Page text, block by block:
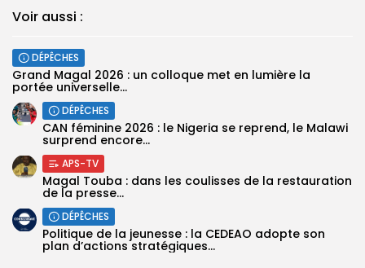
Voir aussi :
DÉPÊCHES
Grand Magal 2026 : un colloque met en lumière la
portée universelle...
DÉPÊCHES
‎CAN féminine 2026 : le Nigeria se reprend, le Malawi
surprend encore...
APS-TV
Magal Touba : dans les coulisses de la restauration
de la presse...
DÉPÊCHES
Politique de la jeunesse : la CEDEAO adopte son
plan d’actions stratégiques...